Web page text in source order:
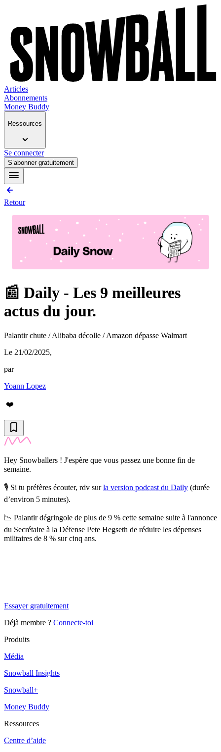
Articles
Abonnements
Money Buddy
Ressources
Se connecter
S’abonner gratuitement
Retour
📰 Daily - Les 9 meilleures
actus du jour.
Palantir chute / Alibaba décolle / Amazon dépasse Walmart
Le 21/02/2025,
par
Yoann Lopez
❤️
Hey Snowballers ! J'espère que vous passez une bonne fin de
semaine.
🎙️ Si tu préfères écouter, rdv surla version podcast du Daily (durée
d’environ 5 minutes).
📉 Palantir dégringole de plus de 9 % cette semaine suite à l'annonce
du Secrétaire à la Défense Pete Hegseth de réduire les dépenses
militaires de 8 % sur cinq ans.
Essayer gratuitement
Déjà membre ? Connecte-toi
Produits
Média
Snowball Insights
Snowball+
Money Buddy
Ressources
Centre d’aide